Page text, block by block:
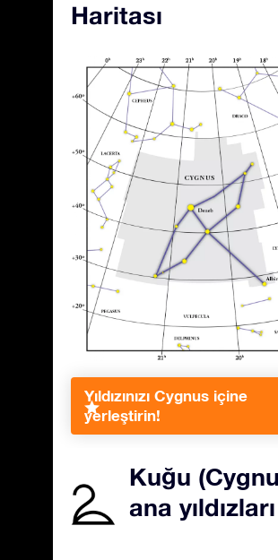
Haritası
Yıldızınızı Cygnus içine
yerleştirin!
Kuğu
ana yıldızları